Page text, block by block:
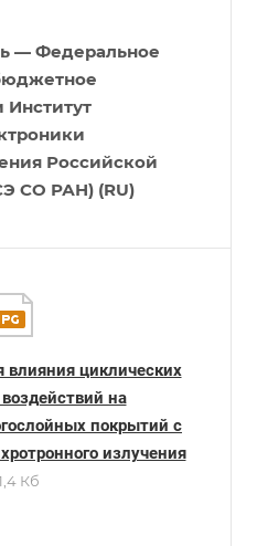
— Федеральное
Российской
СО РАН) (RU)
влияния циклических
на
покрытий с
излучения
Кб